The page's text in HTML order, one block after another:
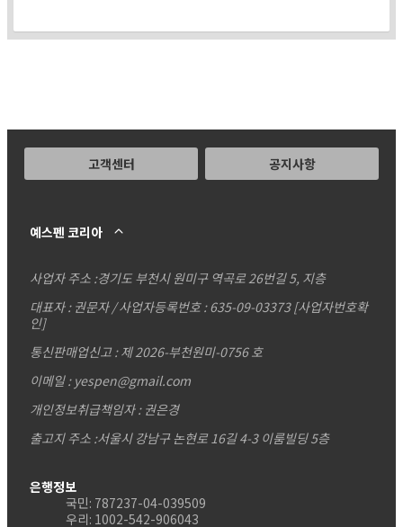
고객센터 공지사항
예스펜 코리아
사업자 주소 :경기도 부천시 원미구 역곡로 26번길 5, 지층
대표자 : 권문자 / 사업자등록번호 : 635-09-03373 [사업자번호확
인]
통신판매업신고 : 제 2026-부천원미-0756 호
이메일 : yespen@gmail.com
개인정보취급책임자 : 권은경
출고지 주소 :서울시 강남구 논현로 16길 4-3 이룸빌딩 5층
은행정보
국민: 787237-04-039509
우리: 1002-542-906043